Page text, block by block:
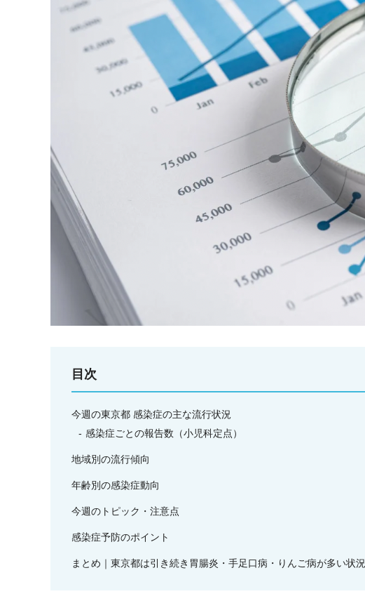
目次
今週の東京都 感染症の主な流行状況
感染症ごとの報告数（小児科定点）
地域別の流行傾向
年齢別の感染症動向
今週のトピック・注意点
感染症予防のポイント
まとめ｜東京都は引き続き胃腸炎・手足口病・りんご病が多い状況